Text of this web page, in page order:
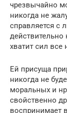
чрезвычайно
никогда не
справляется с
действительно
хватит сил все
Ей присуща
никогда не
моральных и
свойственно
воспринимает